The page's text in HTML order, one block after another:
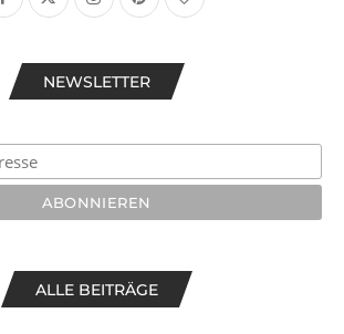
NEWSLETTER
ALLE BEITRÄGE